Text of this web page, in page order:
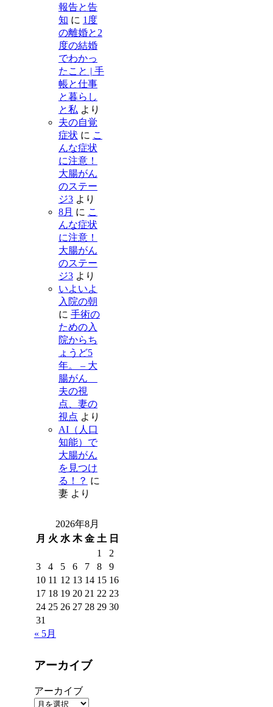
報告と告
知 に 1度
の離婚と2
度の結婚
でわかっ
たこと | 手
帳と仕事
と暮らし
と私 より
夫の自覚
症状 に こ
んな症状
に注意！
大腸がん
のステー
ジ3より
8月 に こ
んな症状
に注意！
大腸がん
のステー
ジ3より
いよいよ
入院の朝
に 手術の
ための入
院からち
ょうど5
年。 – 大
腸がん
夫の視
点、妻の
視点 より
AI（人口
知能）で
大腸がん
を見つけ
る！？ に
妻より
2026年8月
月 火 水 木 金 土 日
1
2
3
4 5 6 7 8
9
10 11 12 13 14 15 16
17 18 19 20 21 22 23
24 25 26 27 28 29 30
31
« 5月
アーカイブ
アーカイブ